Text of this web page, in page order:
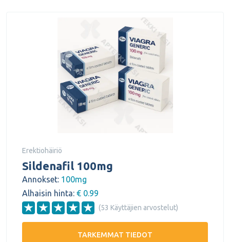
Erektiohäiriö
Sildenafil 100mg
Annokset: 100mg
Alhaisin hinta: € 0.99
(53 Käyttäjien arvostelut)
TARKEMMAT TIEDOT